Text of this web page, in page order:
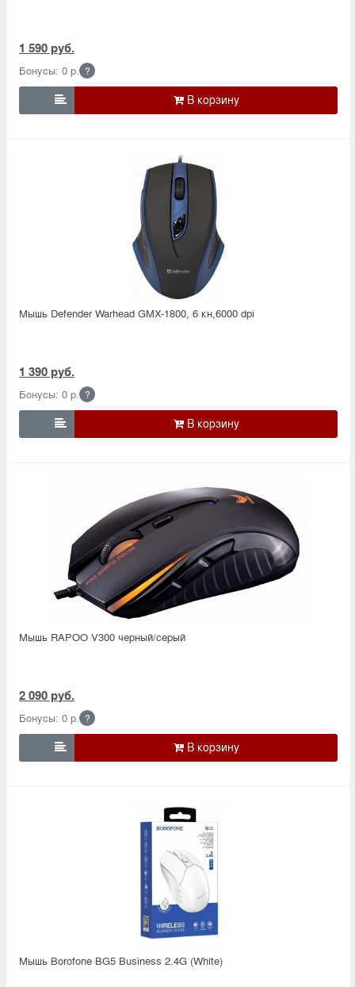
1 590 руб.
Бонусы: 0 р. ?

Мышь Defender Warhead GMX-1800, 6 кн,6000 dpi
1 390 руб.
Бонусы: 0 р. ?

Мышь RAPOO V300 черный/серый
2 090 руб.
Бонусы: 0 р. ?

Мышь Borofone BG5 Business 2.4G (White)